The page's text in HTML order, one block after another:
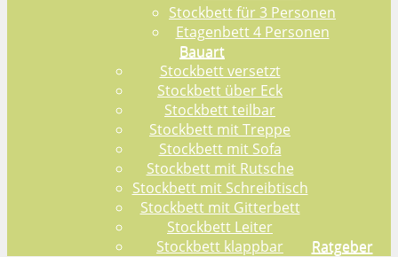
Stockbett für 3 Personen
Etagenbett 4 Personen
Bauart
Stockbett versetzt
Stockbett über Eck
Stockbett teilbar
Stockbett mit Treppe
Stockbett mit Sofa
Stockbett mit Rutsche
Stockbett mit Schreibtisch
Stockbett mit Gitterbett
Stockbett Leiter
Stockbett klappbar
Ratgeber